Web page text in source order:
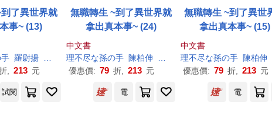
了異世界就
事~ (13)
手 羅尉揚
シロタカ
, 213 元
無職轉生 ~到了異世界就
拿出真本事~ (24)
中文書
理不尽な孫の手 陳柏伸
シロタカ
優惠價: 79 折, 213 元
無職轉生 ~到了異世
拿出真本事~ (15)
中文書
理不尽な孫の手 陳柏伸
優惠價: 79 折, 213 元
試閱 電 電